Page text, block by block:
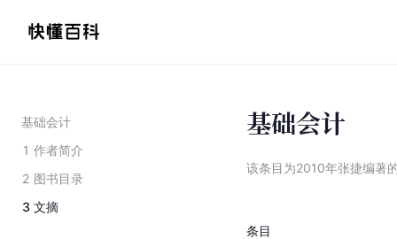
基础会计
1 作者简介
2 图书目录
3 文摘
基础会计
该条目为2010年张捷编著
条目